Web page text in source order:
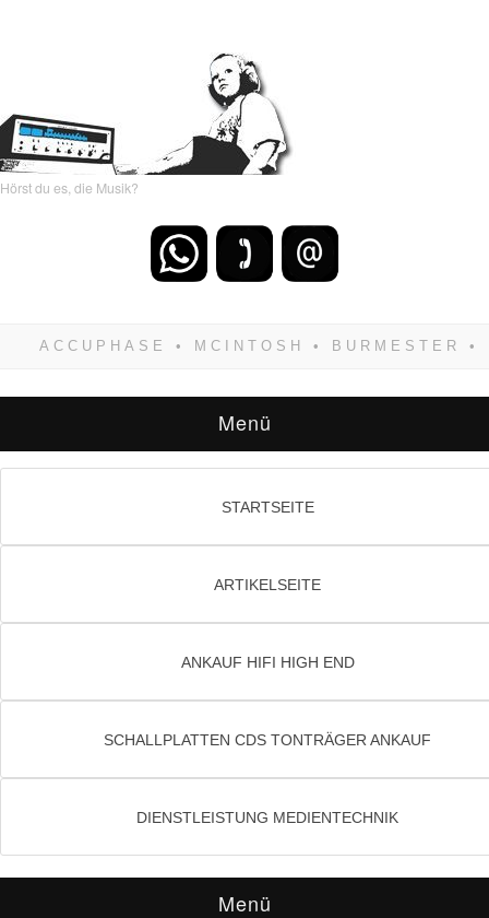
Hörst du es, die Musik?
zwangsläufig siegen! Und noch was: Hifi
Menü
STARTSEITE
ARTIKELSEITE
ANKAUF HIFI HIGH END
SCHALLPLATTEN CDS TONTRÄGER ANKAUF
DIENSTLEISTUNG MEDIENTECHNIK
Menü